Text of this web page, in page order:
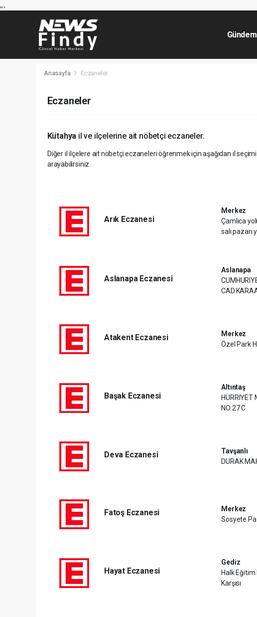
,,,
Gündem
Anasayfa Eczaneler
Eczaneler
Kütahya il ve ilçelerine ait nöbetçi eczaneler.
Diğer il ilçelere ait nöbetçi eczaneleri öğrenmek için aşağıdan il
arayabilirsiniz.
Arık Eczanesi
Merkez
Çamlıca
salı pazarı
Aslanapa Eczanesi
Aslanapa
Atakent Eczanesi
Merkez
Özel Park
Başak Eczanesi
Altıntaş
HÜRRIYET
NO:27 C
Deva Eczanesi
Tavşanlı
DURAK
Fatoş Eczanesi
Merkez
Sosyete
Hayat Eczanesi
Gediz
Halk Eğitim
Karşısı